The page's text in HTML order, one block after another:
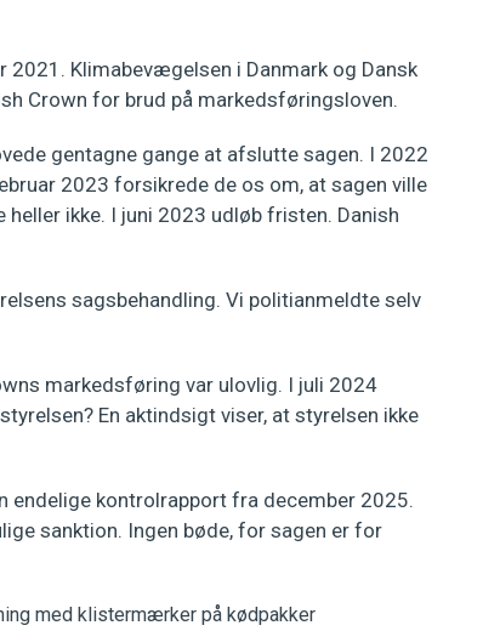
2021. Klimabevægelsen i Danmark og Dansk
Crown for brud på markedsføringsloven.
gentagne gange at afslutte sagen. I 2022
2023 forsikrede de os om, at sagen ville
ikke. I juni 2023 udløb fristen. Danish
sagsbehandling. Vi politianmeldte selv
markedsføring var ulovlig. I juli 2024
En aktindsigt viser, at styrelsen ikke
endelige kontrolrapport fra december 2025.
sanktion. Ingen bøde, for sagen er for